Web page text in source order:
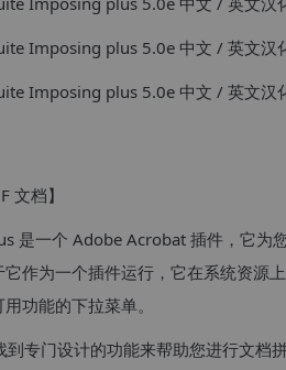
文档】
是一个 Adobe Acrobat 插件，它为
作为一个插件运行，它在系统资源
功能的下拉菜单。
到专门设计的功能来帮助您进行文档